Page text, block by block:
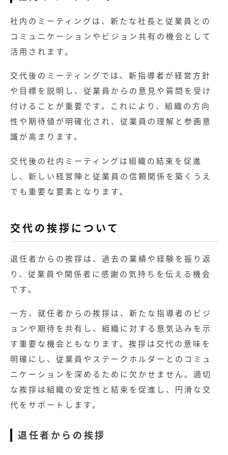
記事
社内のミーティングは、新たな社長と従業員との
コミュニケーションやビジョン共有の機会として
活用されます。
交代後のミーティングでは、新指導者が経営方針
や目標を説明し、従業員からの意見や質問を受け
付けることが重要です。これにより、組織の方向
性や期待値が明確化され、従業員の理解と参画意
識が高まります。
交代後の社内ミーティングは組織の結束を促進
し、新しい経営陣と従業員の信頼関係を築くうえ
でも重要な要素となります。
交代の挨拶について
退任者からの挨拶は、過去の業績や経験を振り返
り、従業員や関係者に感謝の気持ちを伝える機会
です。
一方、就任者からの挨拶は、新たな指導者のビジ
ョンや期待を共有し、組織に対する意気込みを示
す重要な機会ともなります。挨拶は交代の意味を
明確にし、従業員やステークホルダーとのコミュ
ニケーションを深めるために欠かせません。適切
な挨拶は組織の安定性と結束を促進し、円滑な交
代をサポートします。
退任者からの挨拶